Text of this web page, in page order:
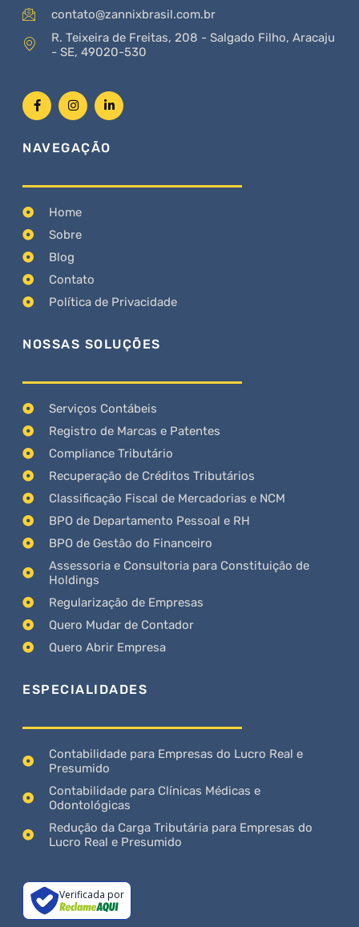
contato@zannixbrasil.com.br
R. Teixeira de Freitas, 208 - Salgado Filho, Aracaju
- SE, 49020-530
NAVEGAÇÃO
Home
Sobre
Blog
Contato
Política de Privacidade
NOSSAS SOLUÇÕES
Serviços Contábeis
Registro de Marcas e Patentes
Compliance Tributário
Recuperação de Créditos Tributários
Classificação Fiscal de Mercadorias e NCM
BPO de Departamento Pessoal e RH
BPO de Gestão do Financeiro
Assessoria e Consultoria para Constituição de
Holdings
Regularização de Empresas
Quero Mudar de Contador
Quero Abrir Empresa
ESPECIALIDADES
Contabilidade para Empresas do Lucro Real e
Presumido
Contabilidade para Clínicas Médicas e
Odontológicas
Redução da Carga Tributária para Empresas do
Lucro Real e Presumido
Verificada por